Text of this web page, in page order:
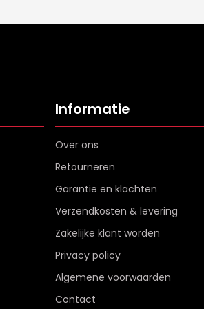
Informatie
Over ons
Retourneren
Garantie en klachten
Verzendkosten & levering
Zakelijke klant worden
Privacy policy
Algemene voorwaarden
Contact